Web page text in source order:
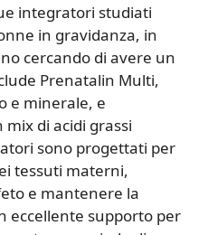
integratori studiati
in gravidanza, in
cercando di avere un
Prenatalin Multi,
e minerale, e
di acidi grassi
sono progettati per
tessuti materni,
e mantenere la
eccellente supporto per